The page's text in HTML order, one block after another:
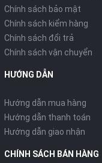
Chính sách bảo mật
Chính sách kiểm hàng
Chính sách đổi trả
Chính sách vận chuyển
HƯỚNG DẪN
Hướng dẫn mua hàng
Hướng dẫn thanh toán
Hướng dẫn giao nhận
CHÍNH SÁCH BÁN HÀNG